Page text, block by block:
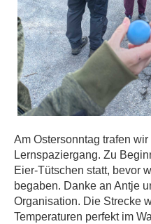
Am Ostersonntag trafen
Lernspaziergang. Zu
Eier-Tütschen statt, bevor
begaben. Danke an Antje
Organisation. Die Strecke
Temperaturen perfekt im